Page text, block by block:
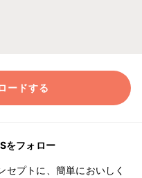
ードする
をフォロー
セプトに、簡単においしく